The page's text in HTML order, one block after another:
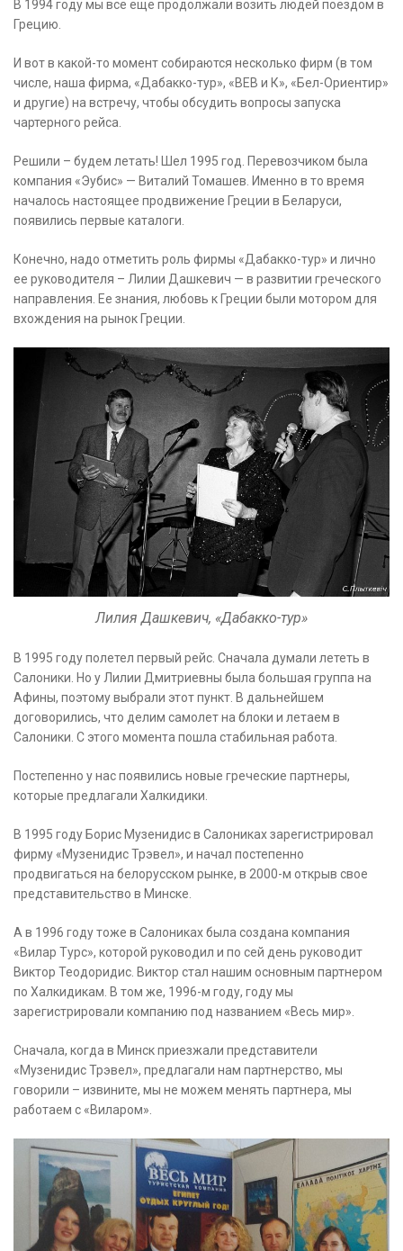
В 1994 году мы все еще продолжали возить людей поездом в
Грецию.
И вот в какой-то момент собираются несколько фирм (в том
числе, наша фирма, «Дабакко-тур», «ВЕВ и К», «Бел-Ориентир»
и другие) на встречу, чтобы обсудить вопросы запуска
чартерного рейса.
Решили – будем летать! Шел 1995 год. Перевозчиком была
компания «Эубис» — Виталий Томашев. Именно в то время
началось настоящее продвижение Греции в Беларуси,
появились первые каталоги.
Конечно, надо отметить роль фирмы «Дабакко-тур» и лично
ее руководителя – Лилии Дашкевич — в развитии греческого
направления. Ее знания, любовь к Греции были мотором для
вхождения на рынок Греции.
Лилия Дашкевич, «Дабакко-тур»
В 1995 году полетел первый рейс. Сначала думали лететь в
Салоники. Но у Лилии Дмитриевны была большая группа на
Афины, поэтому выбрали этот пункт. В дальнейшем
договорились, что делим самолет на блоки и летаем в
Салоники. С этого момента пошла стабильная работа.
Постепенно у нас появились новые греческие партнеры,
которые предлагали Халкидики.
В 1995 году Борис Музенидис в Салониках зарегистрировал
фирму «Музенидис Трэвел», и начал постепенно
продвигаться на белорусском рынке, в 2000-м открыв свое
представительство в Минске.
А в 1996 году тоже в Салониках была создана компания
«Вилар Турс», которой руководил и по сей день руководит
Виктор Теодоридис. Виктор стал нашим основным партнером
по Халкидикам. В том же, 1996-м году, году мы
зарегистрировали компанию под названием «Весь мир».
Сначала, когда в Минск приезжали представители
«Музенидис Трэвел», предлагали нам партнерство, мы
говорили – извините, мы не можем менять партнера, мы
работаем с «Виларом».